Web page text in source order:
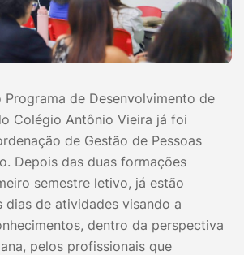
Programa de Desenvolvimento de
Colégio Antônio Vieira já foi
de Gestão de Pessoas
Depois das duas formações
semestre letivo, já estão
dias de atividades visando a
dentro da perspectiva
pelos profissionais que